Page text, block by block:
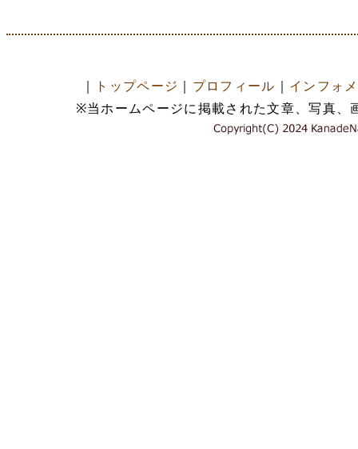
トップページ プロフィール
インフォ
※当ホームページに掲載された文章、写真、